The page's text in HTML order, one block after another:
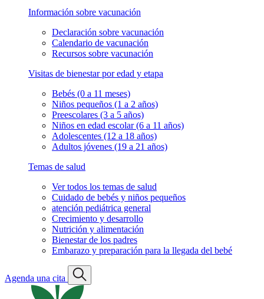
Información sobre vacunación
Declaración sobre vacunación
Calendario de vacunación
Recursos sobre vacunación
Visitas de bienestar por edad y etapa
Bebés (0 a 11 meses)
Niños pequeños (1 a 2 años)
Preescolares (3 a 5 años)
Niños en edad escolar (6 a 11 años)
Adolescentes (12 a 18 años)
Adultos jóvenes (19 a 21 años)
Temas de salud
Ver todos los temas de salud
Cuidado de bebés y niños pequeños
atención pediátrica general
Crecimiento y desarrollo
Nutrición y alimentación
Bienestar de los padres
Embarazo y preparación para la llegada del bebé
Agenda una cita